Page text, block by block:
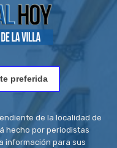
preferida
de la localidad de
hecho por periodistas
información para sus